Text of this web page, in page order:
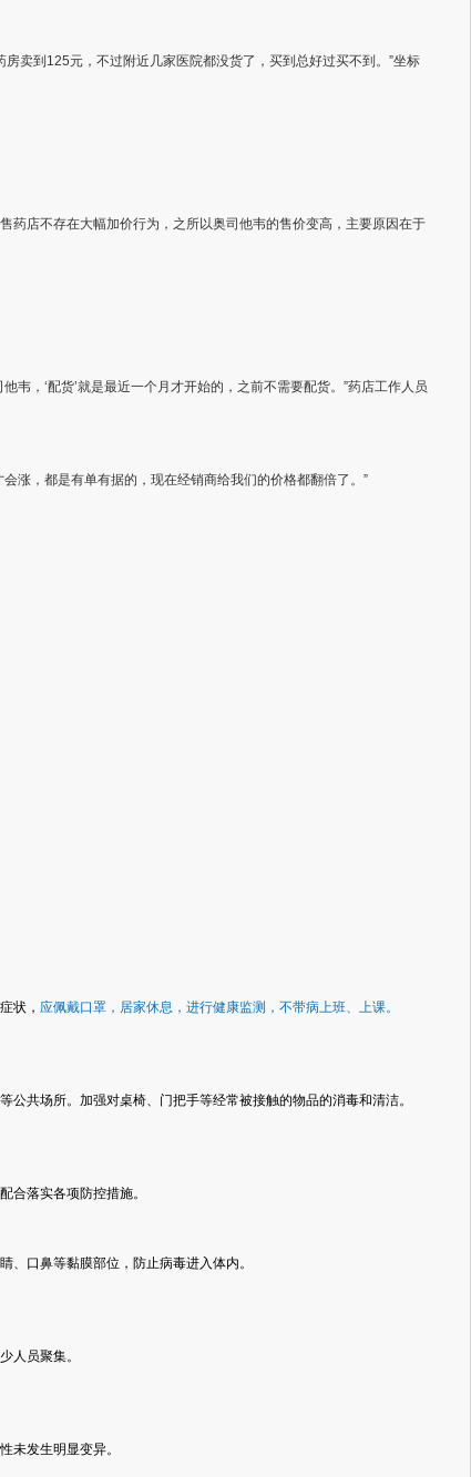
卖到125元，不过附近几家医院都没货了，买到总好过买不到。”坐标
药店不存在大幅加价行为，之所以奥司他韦的售价变高，主要原因在于
，‘配货’就是最近一个月才开始的，之前不需要配货。”药店工作人员
涨，都是有单有据的，现在经销商给我们的价格都翻倍了。”
状， 应佩戴口罩，居家休息，进行健康监测，不带病上班、上课。
共场所。加强对桌椅、门把手等经常被接触的物品的消毒和清洁。
合落实各项防控措施。
口鼻等黏膜部位，防止病毒进入体内。
人员聚集。
未发生明显变异。